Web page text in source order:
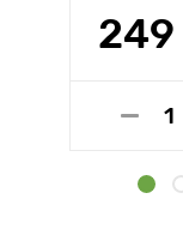
249